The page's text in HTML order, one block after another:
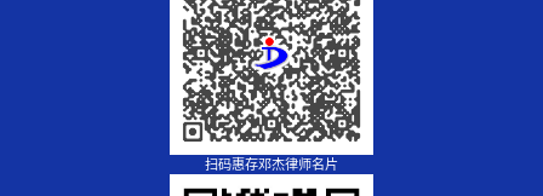
扫码惠存邓杰律师名片